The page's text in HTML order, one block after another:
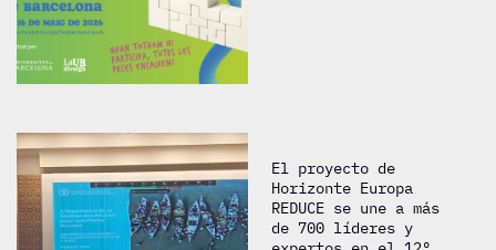
El proyecto de
Horizonte Europa
REDUCE se une a más
de 700 líderes y